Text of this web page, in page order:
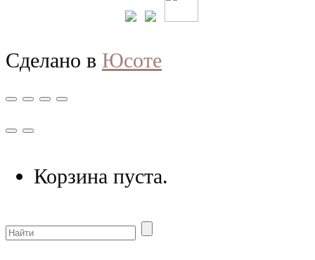
Сделано в Юсоте
Корзина пуста.